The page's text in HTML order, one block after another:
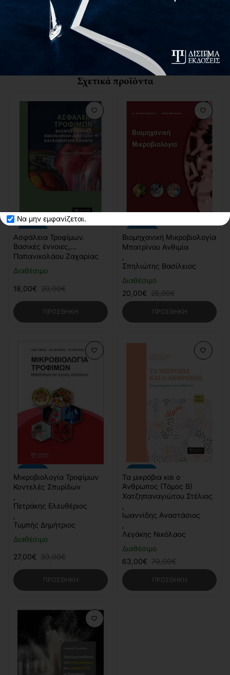
Να μην εμφανίζεται.
και παράσιτα), εντάσσοντας με το βέλτιστο δυνατό τρόπο
τις θεωρητικές γνώσεις της Μικροβιολογίας στο σύγχρονο
και απαιτητικό περιβάλλον της Ασφάλειας και Ποιότητας
Σχετικά προϊόντα
Διαθέσιμο
Ασφάλεια Τροφίμων.
Βασικές έννοιες,
οικονομική διάσταση και
Παπανικολάου Ζαχαρίας
18,00€ 20,00€
ΠΡΟΣΘΉΚΗ
Διαθέσιμο
Βιομηχανική Μικροβιολογία
Μπατρίνου Ανθιμία
Σπηλιώτης Βασίλειος
20,00€ 25,00€
ΠΡΟΣΘΉΚΗ
Διαθέσιμο
Μικροβιολογία Τροφίμων
Κοντελές Σπυρίδων
Πετράκης Ελευθέριος
Τυμπής Δημήτριος
27,00€ 30,00€
ΠΡΟΣΘΉΚΗ
Διαθέσιμο
Τα μικρόβια και ο
Άνθρωπος (Τόμος Β)
Χατζηπαναγιώτου Στέλιος
Ιωαννίδης Αναστάσιος
Λεγάκης Νικόλαος
63,00€ 70,00€
ΠΡΟΣΘΉΚΗ